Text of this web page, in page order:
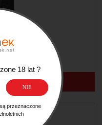
ZEUS KIT
18 lat ?
NIE
przeznaczone